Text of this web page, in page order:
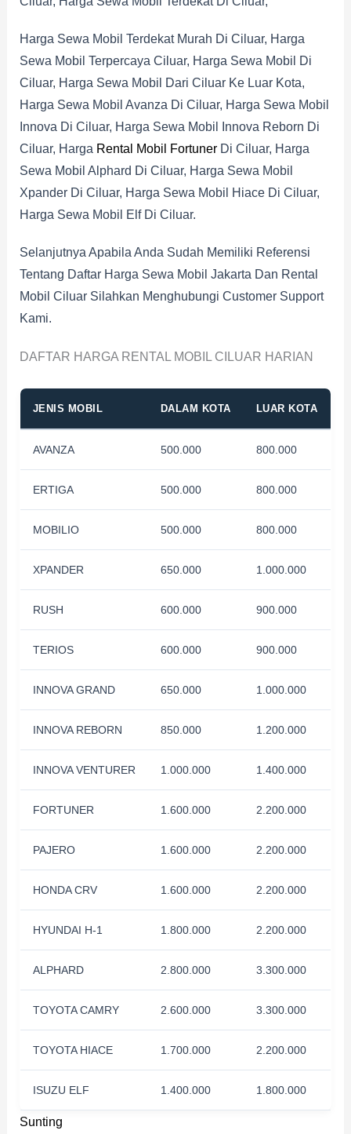
Harga Sewa Mobil Terdekat Murah Di Ciluar, Harga
Sewa Mobil Terpercaya Ciluar, Harga Sewa Mobil Di
Ciluar, Harga Sewa Mobil Dari Ciluar Ke Luar Kota,
Harga Sewa Mobil Avanza Di Ciluar, Harga Sewa Mobil
Innova Di Ciluar, Harga Sewa Mobil Innova Reborn Di
Ciluar, Harga Rental Mobil FortunerDi Ciluar, Harga
Sewa Mobil Alphard Di Ciluar, Harga Sewa Mobil
Xpander Di Ciluar, Harga Sewa Mobil Hiace Di Ciluar,
Harga Sewa Mobil Elf Di Ciluar.
Selanjutnya Apabila Anda Sudah Memiliki Referensi
Tentang Daftar Harga Sewa Mobil Jakarta Dan Rental
Mobil Ciluar Silahkan Menghubungi Customer Support
Kami.
DAFTAR HARGA RENTAL MOBIL CILUAR HARIAN
Sunting
JENIS MOBIL DALAM KOTA LUAR KOTA
AVANZA 500.000 800.000
ERTIGA 500.000 800.000
MOBILIO 500.000 800.000
XPANDER 650.000 1.000.000
RUSH 600.000 900.000
TERIOS 600.000 900.000
INNOVA GRAND 650.000 1.000.000
INNOVA REBORN 850.000 1.200.000
INNOVA VENTURER 1.000.000 1.400.000
FORTUNER 1.600.000 2.200.000
PAJERO 1.600.000 2.200.000
HONDA CRV 1.600.000 2.200.000
HYUNDAI H-1 1.800.000 2.200.000
ALPHARD 2.800.000 3.300.000
TOYOTA CAMRY 2.600.000 3.300.000
TOYOTA HIACE 1.700.000 2.200.000
ISUZU ELF 1.400.000 1.800.000